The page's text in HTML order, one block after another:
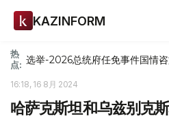
KAZINFORM
热
点: 选举-2026总统府任免事件国情
16:18, 16 8月 2024
哈萨克斯坦和乌兹别克